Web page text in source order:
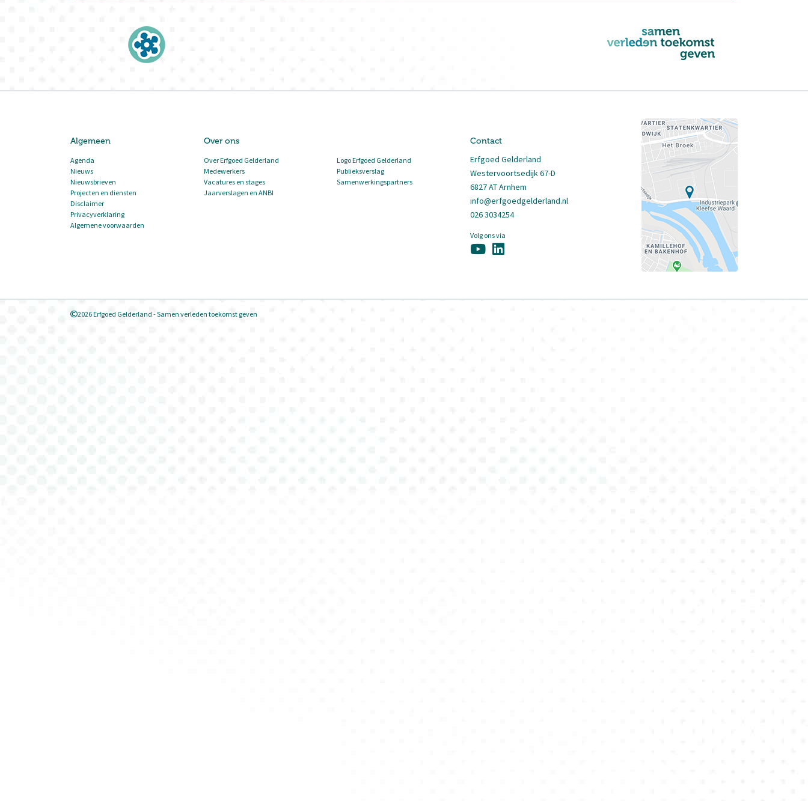
Algemeen
Agenda
Nieuws
Nieuwsbrieven
Projecten en diensten
Disclaimer
Privacyverklaring
Algemene voorwaarden
Over ons
Over Erfgoed Gelderland
Medewerkers
Vacatures en stages
Jaarverslagen en ANBI
Logo Erfgoed Gelderland
Publieksverslag
Samenwerkingspartners
Contact
Erfgoed Gelderland
Westervoortsedijk 67-D
6827 AT Arnhem
info@erfgoedgelderland.nl
026 3034254
Volg ons via
2026 Erfgoed Gelderland - Samen verleden toekomst geven